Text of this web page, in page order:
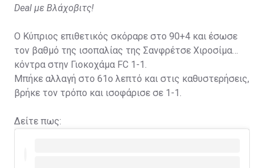
Deal με Βλάχοβιτς!
Ο Κύπριος επιθετικός σκόραρε στο 90+4 και έσωσε
τον βαθμό της ισοπαλίας της Σανφρέτσε Χιροσίμα
κόντρα στην Γιοκοχάμα FC 1-1.
Μπήκε αλλαγή στο 61ο λεπτό και στις καθυστερήσεις,
βρήκε τον τρόπο και ισοφάρισε σε 1-1.
Δείτε πως: